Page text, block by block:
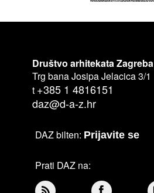
Društvo arhitekata Zagreba
Trg bana Josipa Jelacica 3/1
t +385 1 4816151
daz@d-a-z.hr
DAZ bilten: Prijavite se
Prati DAZ na: